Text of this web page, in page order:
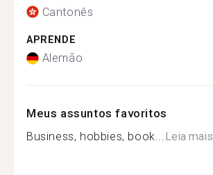
Cantonês
APRENDE
Alemão
Meus assuntos favoritos
Business, hobbies, book...Leia mais